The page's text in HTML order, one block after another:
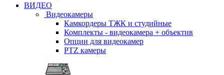
ВИДЕО
Видеокамеры
Камкордеры ТЖК и студийные
Комплекты - видеокамера + объектив
Опции для видеокамер
PTZ камеры